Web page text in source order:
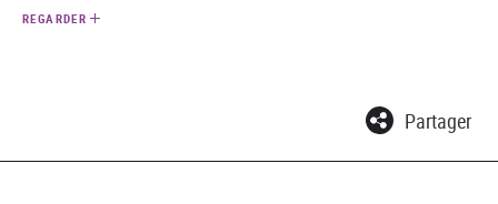
REGARDER
Partager